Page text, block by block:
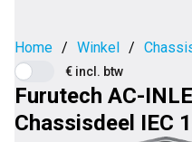
Home / Winkel /
€ incl. btw
Furutech AC-
Chassisdeel IEC